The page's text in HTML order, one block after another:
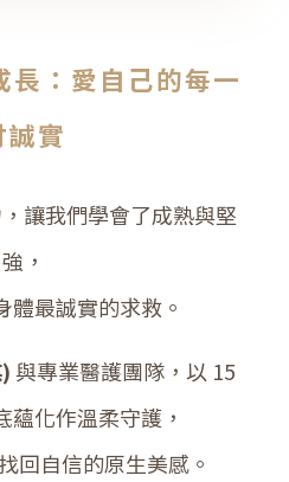
長：愛自己的每一
誠實
讓我們學會了成熟與堅
強，
體最誠實的求救。
與專業醫護團隊，以 15
蘊化作溫柔守護，
回自信的原生美感。